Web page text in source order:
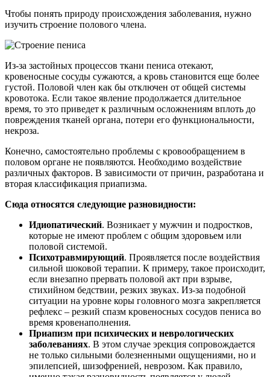
Чтобы понять природу происхождения заболевания, нужно
изучить строение полового члена.
Из-за застойных процессов ткани пениса отекают,
кровеносные сосуды сужаются, а кровь становится еще более
густой. Половой член как бы отключен от общей системы
кровотока. Если такое явление продолжается длительное
время, то это приведет к различным осложнениям вплоть до
повреждения тканей органа, потери его функциональности,
некроза.
Конечно, самостоятельно проблемы с кровообращением в
половом органе не появляются. Необходимо воздействие
различных факторов. В зависимости от причин, разработана и
вторая классификация приапизма.
Сюда относятся следующие разновидности:
Идиопатический. Возникает у мужчин и подростков,
которые не имеют проблем с общим здоровьем или
половой системой.
Психотравмирующий. Проявляется после воздействия
сильной шоковой терапии. К примеру, такое происходит,
если внезапно прервать половой акт при взрыве,
стихийном бедствии, резких звуках. Из-за подобной
ситуации на уровне коры головного мозга закрепляется
рефлекс – резкий спазм кровеносных сосудов пениса во
время кровенаполнения.
Приапизм при психических и неврологических
заболеваниях. В этом случае эрекция сопровождается
не только сильными болезненными ощущениями, но и
эпилепсией, шизофренией, неврозом. Как правило,